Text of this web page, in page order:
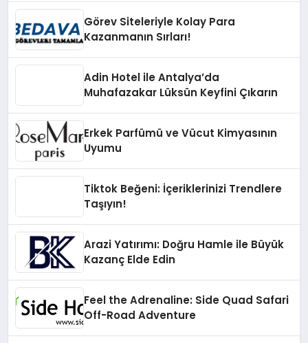
Görev Siteleriyle Kolay Para
Kazanmanın Sırları!
Adin Hotel ile Antalya’da
Muhafazakar Lüksün Keyfini Çıkarın
Erkek Parfümü ve Vücut Kimyasının
Uyumu
Tiktok Beğeni: İçeriklerinizi Trendlere
Taşıyın!
Arazi Yatırımı: Doğru Hamle ile Büyük
Kazanç Elde Edin
Feel the Adrenaline: Side Quad Safari
Off-Road Adventure